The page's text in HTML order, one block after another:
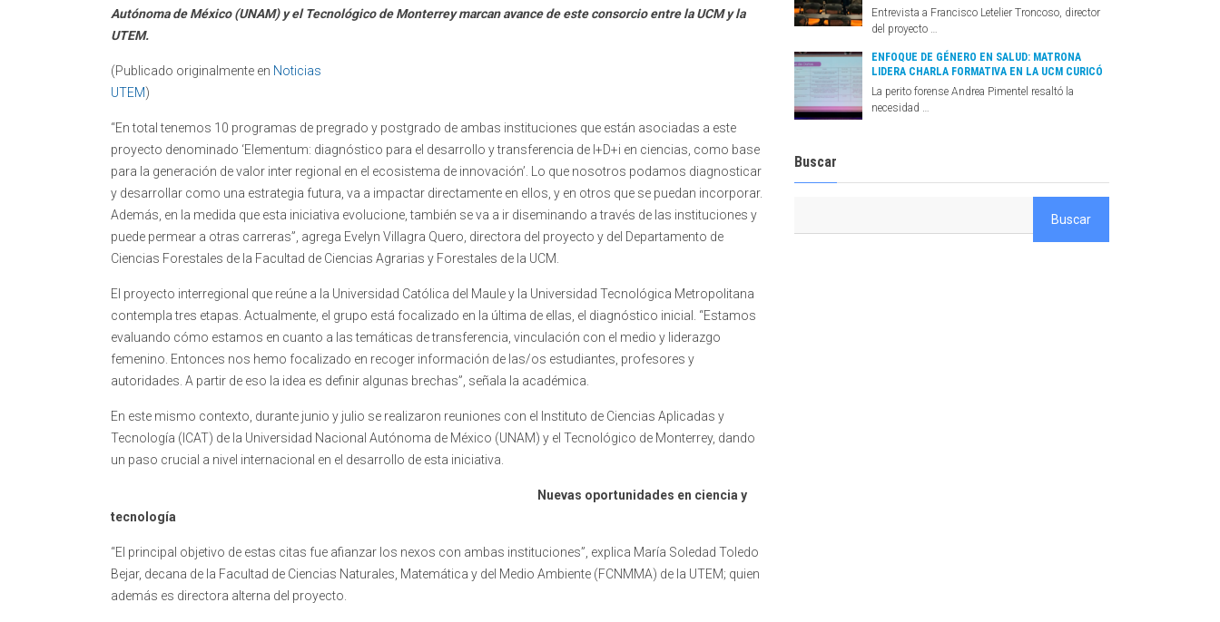
Autónoma de México (UNAM) y el Tecnológico de Monterrey marcan avance de este consorcio entre la UCM y la
UTEM.
(Publicado originalmente en Noticias
UTEM)
“En total tenemos 10 programas de pregrado y postgrado de ambas instituciones que están asociadas a este
proyecto denominado ‘Elementum: diagnóstico para el desarrollo y transferencia de I+D+i en ciencias, como base
para la generación de valor inter regional en el ecosistema de innovación’. Lo que nosotros podamos diagnosticar
y desarrollar como una estrategia futura, va a impactar directamente en ellos, y en otros que se puedan incorporar.
Además, en la medida que esta iniciativa evolucione, también se va a ir diseminando a través de las instituciones y
puede permear a otras carreras”, agrega Evelyn Villagra Quero, directora del proyecto y del Departamento de
Ciencias Forestales de la Facultad de Ciencias Agrarias y Forestales de la UCM.
El proyecto interregional que reúne a la Universidad Católica del Maule y la Universidad Tecnológica Metropolitana
contempla tres etapas. Actualmente, el grupo está focalizado en la última de ellas, el diagnóstico inicial. “Estamos
evaluando cómo estamos en cuanto a las temáticas de transferencia, vinculación con el medio y liderazgo
femenino. Entonces nos hemo focalizado en recoger información de las/os estudiantes, profesores y
autoridades. A partir de eso la idea es definir algunas brechas”, señala la académica.
En este mismo contexto, durante junio y julio se realizaron reuniones con el Instituto de Ciencias Aplicadas y
Tecnología (ICAT) de la Universidad Nacional Autónoma de México (UNAM) y el Tecnológico de Monterrey, dando
un paso crucial a nivel internacional en el desarrollo de esta iniciativa.
Nuevas oportunidades en ciencia y
tecnología
“El principal objetivo de estas citas fue afianzar los nexos con ambas instituciones”, explica María Soledad Toledo
Bejar, decana de la Facultad de Ciencias Naturales, Matemática y del Medio Ambiente (FCNMMA) de la UTEM; quien
además es directora alterna del proyecto.
Entrevista a Francisco Letelier Troncoso, director
del proyecto …
ENFOQUE DE GÉNERO EN SALUD: MATRONA
LIDERA CHARLA FORMATIVA EN LA UCM CURICÓ
La perito forense Andrea Pimentel resaltó la
necesidad …
Buscar